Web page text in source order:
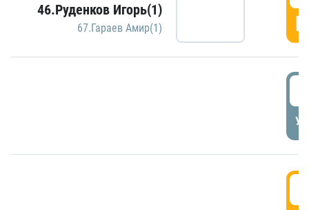
46.Руденков Игорь(1)
67.Гараев Амир(1)